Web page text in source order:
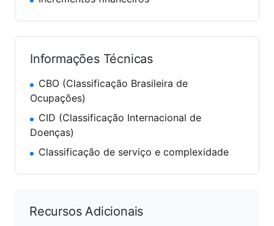
Informações Técnicas
CBO (Classificação Brasileira de
Ocupações)
CID (Classificação Internacional de
Doenças)
Classificação de serviço e complexidade
Recursos Adicionais